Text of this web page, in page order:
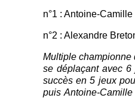
n°1 : Antoine-
n°2 : Alexandre
Multiple championne
se déplaçant avec 6
succès en 5 jeux
puis Antoine-